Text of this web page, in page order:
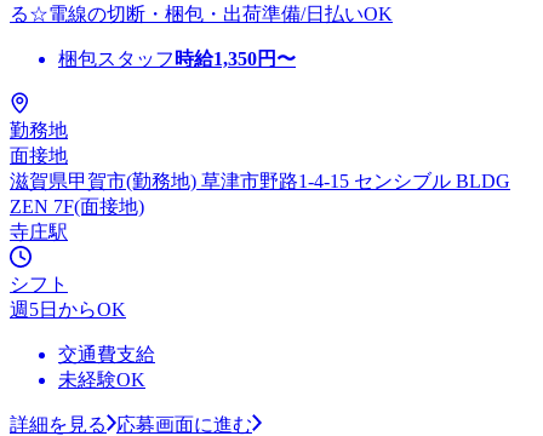
る☆電線の切断・梱包・出荷準備/日払いOK
梱包スタッフ 時給1,350円〜
勤務地
面接地
滋賀県甲賀市(勤務地) 草津市野路1-4-15 センシブル BLDG
ZEN 7F(面接地)
寺庄駅
シフト
週5日からOK
交通費支給
未経験OK
詳細を見る
応募画面に進む